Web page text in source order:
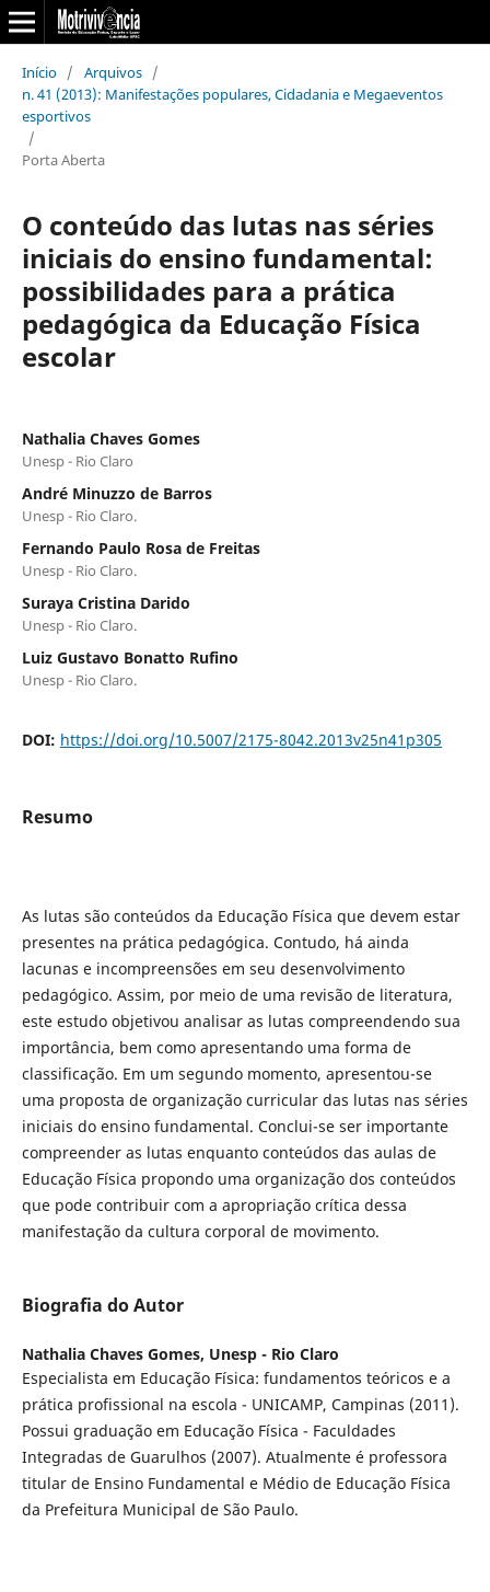
Início / Arquivos /
n. 41 (2013): Manifestações populares, Cidadania e Megaeventos
esportivos
/
Porta Aberta
O conteúdo das lutas nas séries
iniciais do ensino fundamental:
possibilidades para a prática
pedagógica da Educação Física
escolar
Nathalia Chaves Gomes
Unesp - Rio Claro
André Minuzzo de Barros
Unesp - Rio Claro.
Fernando Paulo Rosa de Freitas
Unesp - Rio Claro.
Suraya Cristina Darido
Unesp - Rio Claro.
Luiz Gustavo Bonatto Rufino
Unesp - Rio Claro.
DOI: https://doi.org/10.5007/2175-8042.2013v25n41p305
Resumo
As lutas são conteúdos da Educação Física que devem estar
presentes na prática pedagógica. Contudo, há ainda
lacunas e incompreensões em seu desenvolvimento
pedagógico. Assim, por meio de uma revisão de literatura,
este estudo objetivou analisar as lutas compreendendo sua
importância, bem como apresentando uma forma de
classificação. Em um segundo momento, apresentou-se
uma proposta de organização curricular das lutas nas séries
iniciais do ensino fundamental. Conclui-se ser importante
compreender as lutas enquanto conteúdos das aulas de
Educação Física propondo uma organização dos conteúdos
que pode contribuir com a apropriação crítica dessa
manifestação da cultura corporal de movimento.
Biografia do Autor
Nathalia Chaves Gomes, Unesp - Rio Claro
Especialista em Educação Física: fundamentos teóricos e a
prática profissional na escola - UNICAMP, Campinas (2011).
Possui graduação em Educação Física - Faculdades
Integradas de Guarulhos (2007). Atualmente é professora
titular de Ensino Fundamental e Médio de Educação Física
da Prefeitura Municipal de São Paulo.